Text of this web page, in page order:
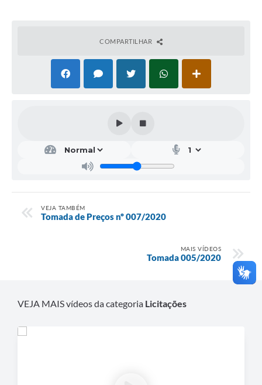
COMPARTILHAR
VEJA TAMBÉM
Tomada de Preços nº 007/2020
MAIS VÍDEOS
Tomada 005/2020
VEJA MAIS vídeos da categoria Licitações